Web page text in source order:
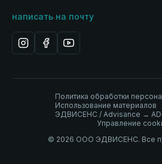
написать на почту
Политика обработки
Использование материалов
ЭДВИСЕНС / Advisance →
Управление
© 2026 ООО ЭДВИСЕНС. Все